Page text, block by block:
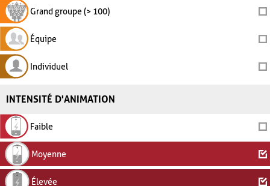
Grand groupe (> 100)
Équipe
Individuel
INTENSITÉ D'ANIMATION
Faible
Moyenne
Élevée